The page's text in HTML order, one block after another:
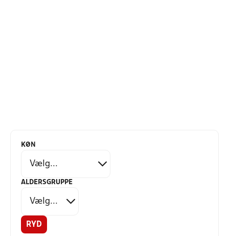
KØN
ALDERSGRUPPE
RYD